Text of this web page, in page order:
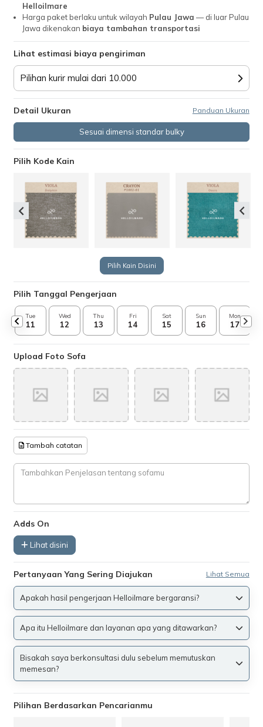
Helloilmare
Harga paket berlaku untuk wilayah Pulau Jawa — di luar Pulau
Jawa dikenakan biaya tambahan transportasi
Lihat estimasi biaya pengiriman
Pilihan kurir mulai dari 10.000
Detail Ukuran Panduan Ukuran
Sesuai dimensi standar bulky
Pilih Kode Kain
Pilih Kain Disini
Pilih Tanggal Pengerjaan
Tue
11
Wed
12
Thu
13
Fri
14
Sat
15
Sun
16
Mon
17
Upload Foto Sofa
Tambah catatan
Adds On
Lihat disini
Pertanyaan Yang Sering Diajukan Lihat Semua
Apakah hasil pengerjaan Helloilmare bergaransi?
Apa itu Helloilmare dan layanan apa yang ditawarkan?
Bisakah saya berkonsultasi dulu sebelum memutuskan
memesan?
Pilihan Berdasarkan Pencarianmu